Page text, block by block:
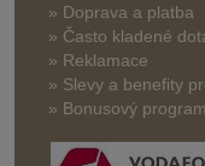
» Doprava a platba
» Často kladené
» Reklamace
» Slevy a benefity
» Bonusový